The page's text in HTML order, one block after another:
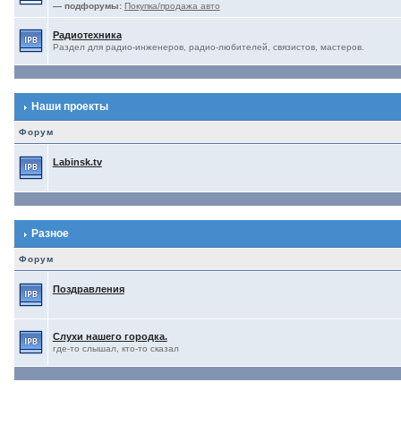
— подфорумы: Покупка/продажа авто
Радиотехника
Раздел для радио-инженеров, радио-любителей, связистов, мастеров.
Наши проекты
Форум
Labinsk.tv
Разное
Форум
Поздравления
Слухи нашего городка.
где-то слышал, кто-то сказал